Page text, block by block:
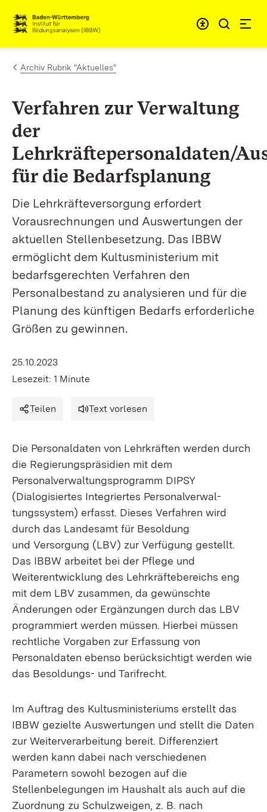
Zum Inhalt springen
Link zur Startseite
Archiv Rubrik "Aktuelles"
Verfahren zur Verwaltung
der
Lehrkräftepersonaldaten/
für die Bedarfsplanung
Die Lehrkräfteversorgung erfordert
Vorausrechnungen und Auswertungen der
aktuellen Stellenbesetzung. Das IBBW
ermöglicht dem Kultusministerium mit
bedarfsgerechten Verfahren den
Personalbestand zu analysieren und für die
Planung des künftigen Bedarfs erforderliche
Größen zu gewinnen.
25.10.2023
Lesezeit: 1 Minute
Teilen Text vorlesen
Die Personaldaten von Lehrkräften werden durch
die Regierungspräsidien mit dem
Personalverwaltungsprogramm DIPSY
(Dialogisiertes Integriertes Personalverwal-
tungssystem) erfasst. Dieses Verfahren wird
durch das Landesamt für Besoldung
und Versorgung (LBV) zur Verfügung gestellt.
Das IBBW arbeitet bei der Pflege und
Weiterentwicklung des Lehrkräftebereichs eng
mit dem LBV zusammen, da gewünschte
Änderungen oder Ergänzungen durch das LBV
programmiert werden müssen. Hierbei müssen
rechtliche Vorgaben zur Erfassung von
Personaldaten ebenso berücksichtigt werden wie
das Besoldungs- und Tarifrecht.
Im Auftrag des Kultusministeriums erstellt das
IBBW gezielte Auswertungen und stellt die Daten
zur Weiterverarbeitung bereit. Differenziert
werden kann dabei nach verschiedenen
Parametern sowohl bezogen auf die
Stellenbelegungen im Haushalt als auch auf die
Zuordnung zu Schulzweigen, z. B. nach